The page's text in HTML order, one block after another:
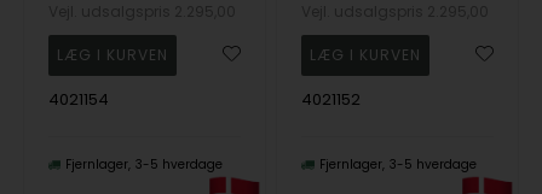
4021154
Fjernlager 3-5 hverdage
4021152
Fjernlager 3-5 hverdage